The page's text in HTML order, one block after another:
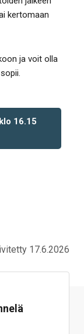
kertomaan
ja voit olla
16.15
17.6.2026